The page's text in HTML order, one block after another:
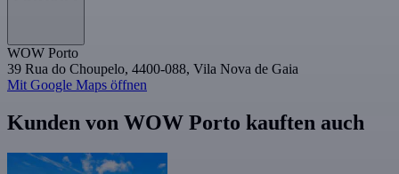
WOW Porto
39 Rua do Choupelo, 4400-088, Vila Nova de Gaia
Mit Google Maps öffnen
Kunden von WOW Porto kauften auch